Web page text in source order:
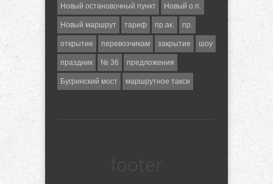
Новый остановочный пункт Новый о.п.
Новый маршрут тариф пр.ак. пр.
открытие перевозчикам закрытие шоу
праздник № 36 предложения
Бугринский мост маршрутное такси
footer